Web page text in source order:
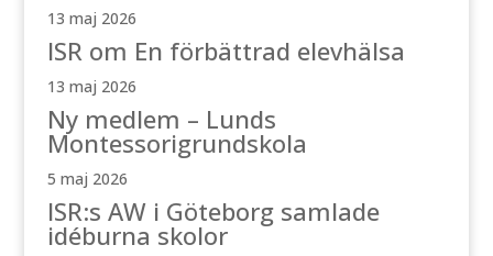
13 maj 2026
ISR om En förbättrad elevhälsa
13 maj 2026
Ny medlem – Lunds
Montessorigrundskola
5 maj 2026
ISR:s AW i Göteborg samlade
idéburna skolor